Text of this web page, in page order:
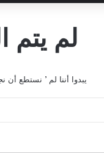
لم يتم
يبدوا أننا لم ’ نستطع